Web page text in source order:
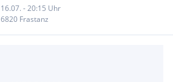
16.07. - 20:15 Uhr
6820 Frastanz